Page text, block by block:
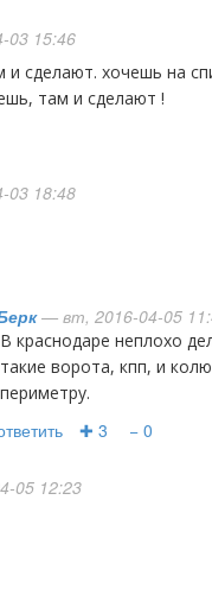
03 15:46
там и сделают !
03 18:48
— вт, 2016-04-05
В краснодаре неплохо делают. Там прямо на вьезде, слева
такие ворота, кпп, и
периметру.
✚ 3 − 0
05 12:23